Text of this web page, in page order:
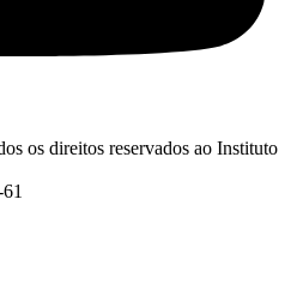
os direitos reservados ao Instituto